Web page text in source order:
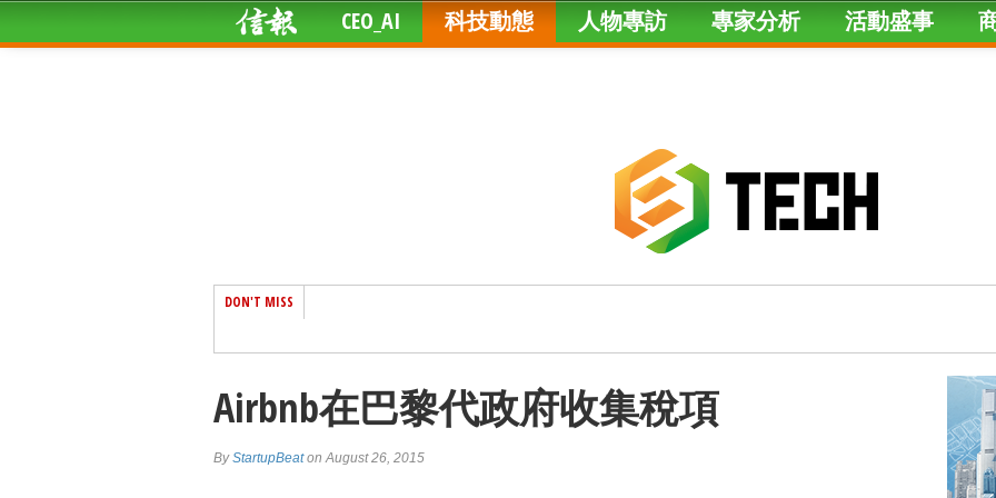
CEO_AI 科技動態 人物專訪 專家分析 活動盛事
DON'T MISS
Airbnb在巴黎代政府收集稅項
ByStartupBeaton August 26, 2015